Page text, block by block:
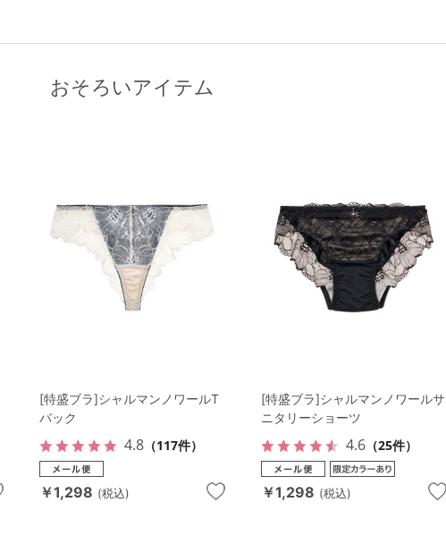
おそろいアイテム
[特盛ブラ]シャルマンノワールT
バック
4.8（117件）
￥1,298 (税込)
[特盛ブラ]シャルマンノワールサ
ニタリーショーツ
4.6（25件）
￥1,298 (税込)